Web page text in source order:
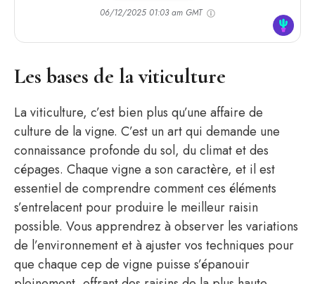
06/12/2025 01:03 am GMT
Les bases de la viticulture
La viticulture, c’est bien plus qu’une affaire de
culture de la vigne. C’est un art qui demande une
connaissance profonde du sol, du climat et des
cépages. Chaque vigne a son caractère, et il est
essentiel de comprendre comment ces éléments
s’entrelacent pour produire le meilleur raisin
possible. Vous apprendrez à observer les variations
de l’environnement et à ajuster vos techniques pour
que chaque cep de vigne puisse s’épanouir